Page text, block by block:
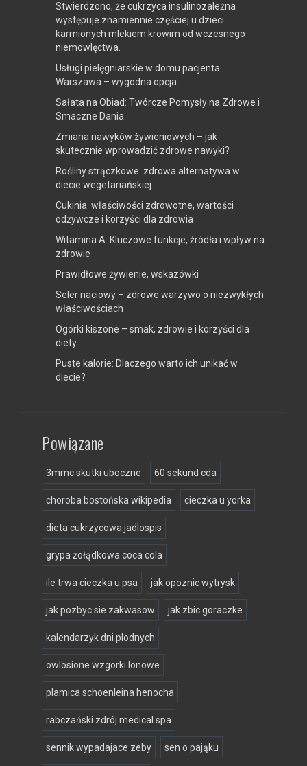
Stwierdzono, że cukrzyca insulinozależna
występuje znamiennie częściej u dzieci
karmionych mlekiem krowim od wczesnego
niemowlęctwa.
Usługi pielęgniarskie w domu pacjenta
Warszawa – wygodna opcja
Sałata na Obiad: Twórcze Pomysły na Zdrowe i
Smaczne Dania
Zmiana nawyków żywieniowych – jak
skutecznie wprowadzić zdrowe nawyki?
Rośliny strączkowe: zdrowa alternatywa w
diecie wegetariańskiej
Cukinia: właściwości zdrowotne, wartości
odżywcze i korzyści dla zdrowia
Witamina A: Kluczowe funkcje, źródła i wpływ na
zdrowie
Prawidłowe żywienie, wskazówki
Seler naciowy – zdrowe warzywo o niezwykłych
właściwościach
Ogórki kiszone – smak, zdrowie i korzyści dla
diety
Puste kalorie: Dlaczego warto ich unikać w
diecie?
Powiązane
3mmc skutki uboczne 60 sekund cda
choroba bostońska wikipedia cieczka u yorka
dieta cukrzycowa jadlospis
grypa żołądkowa coca cola
ile trwa cieczka u psa jak opoznic wytrysk
jak pozbyc sie zakwasow jak zbic goraczke
kalendarzyk dni plodnych
owlosione wzgorki lonowe
plamica schoenleina henocha
rabczański zdrój medical spa
sennik wypadajace zeby sen o pająku